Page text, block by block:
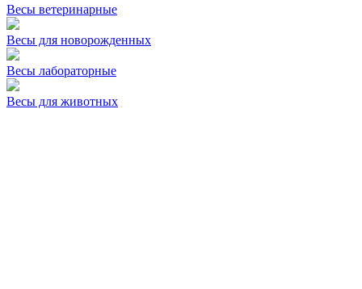
Весы ветеринарные
Весы для новорожденных
Весы лабораторные
Весы для животных